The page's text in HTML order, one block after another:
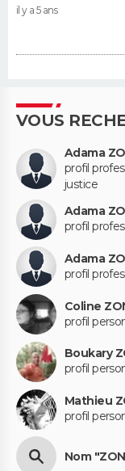
il y a 5 ans
VOUS
Adama
profil
justice
Adama
profil
Adama
profil
Coline
profil
Boukary
profil
Mathieu
profil
Nom